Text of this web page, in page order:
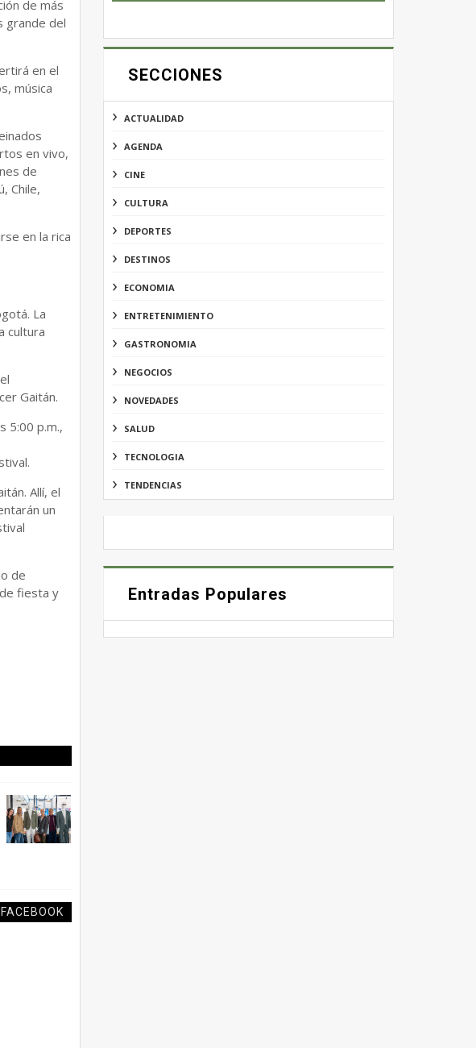
de más
grande del
en el
música
en vivo,
de
Chile,
en la rica
La
cultura
Gaitán.
5:00 p.m.,
Allí, el
un
de
fiesta y
FACEBOOK
SECCIONES
ACTUALIDAD
AGENDA
CINE
CULTURA
DEPORTES
DESTINOS
ECONOMIA
ENTRETENIMIENTO
GASTRONOMIA
NEGOCIOS
NOVEDADES
SALUD
TECNOLOGIA
TENDENCIAS
Entradas Populares